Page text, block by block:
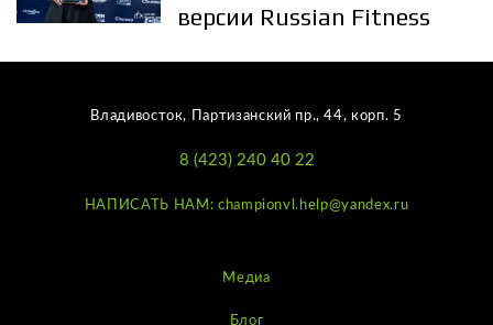
версии Russian Fitness
Владивосток, Партизанский пр., 44, корп. 5
8 (423) 240 40 22
НАПИСАТЬ НАМ: championvl.help@yandex.ru
Медиа
Блог